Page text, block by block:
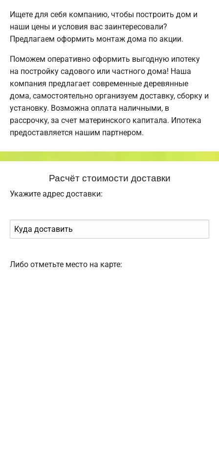
Ищете для себя компанию, чтобы построить дом и
наши цены и условия вас заинтересовали?
Предлагаем оформить монтаж дома по акции.
Поможем оперативно оформить выгодную ипотеку
на постройку садового или частного дома! Наша
компания предлагает современные деревянные
дома, самостоятельно организуем доставку, сборку и
установку. Возможна оплата наличными, в
рассрочку, за счет материнского капитала. Ипотека
предоставляется нашим партнером.
Расчёт стоимости доставки
Укажите адрес доставки:
Либо отметьте место на карте: